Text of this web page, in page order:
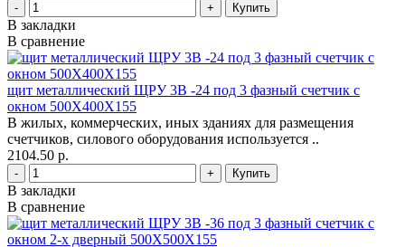
- +
В закладки
В сравнение
щит металлический ЩРУ 3В -24 под 3 фазный счетчик с
окном 500Х400Х155
В жилых, коммерческих, иных зданиях для размещения
счетчиков, силового оборудования используется ..
2104.50 р.
- +
В закладки
В сравнение